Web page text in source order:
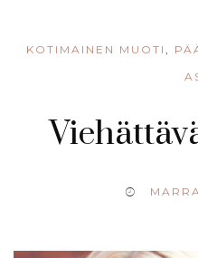
KOTIMAINEN MUOTI